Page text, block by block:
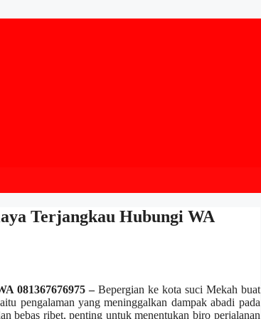
Terjangkau Hubungi WA
081367676975 –Bepergian ke kota suci Mekah buat
pengalaman yang meninggalkan dampak abadi pada
bebas ribet, penting untuk menentukan biro perjalanan